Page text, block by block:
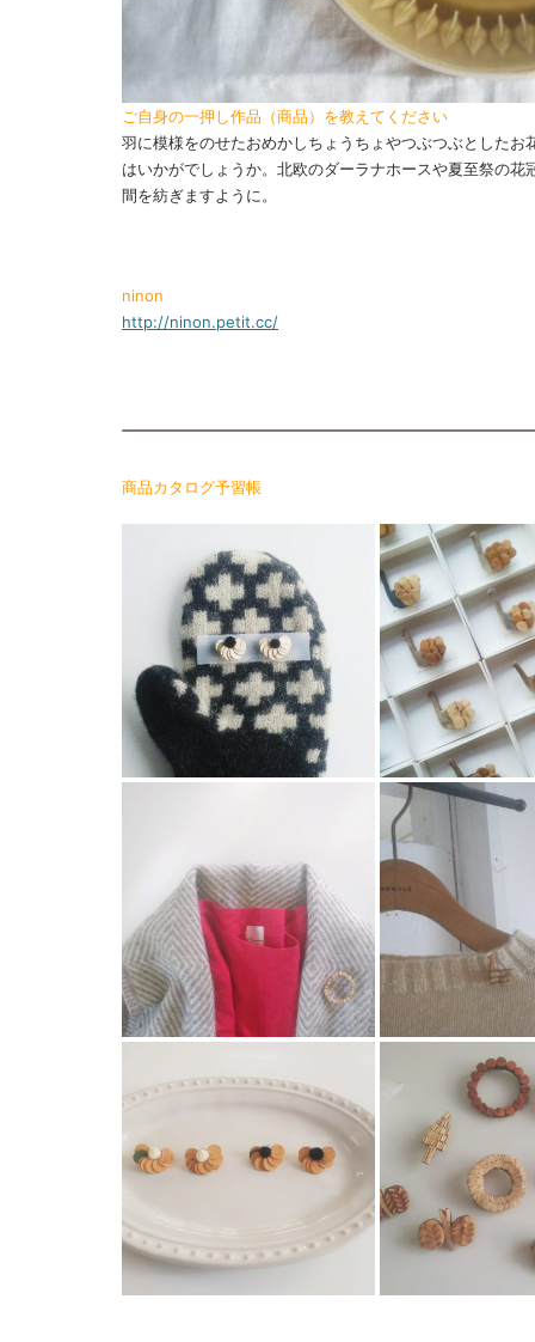
ご自身の一押し作品（商品）を教えてください
羽に模様をのせたおめかしちょうちょやつぶつぶとした
はいかがでしょうか。北欧のダーラナホースや夏至祭の
間を紡ぎますように。
ninon
http://ninon.petit.cc/
商品カタログ予習帳